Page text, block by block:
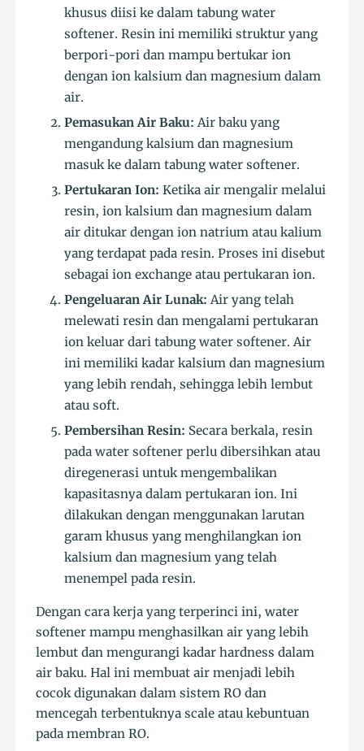
khusus diisi ke dalam tabung water
softener. Resin ini memiliki struktur yang
berpori-pori dan mampu bertukar ion
dengan ion kalsium dan magnesium dalam
air.
Pemasukan Air Baku: Air baku yang
mengandung kalsium dan magnesium
masuk ke dalam tabung water softener.
Pertukaran Ion: Ketika air mengalir melalui
resin, ion kalsium dan magnesium dalam
air ditukar dengan ion natrium atau kalium
yang terdapat pada resin. Proses ini disebut
sebagai ion exchange atau pertukaran ion.
Pengeluaran Air Lunak: Air yang telah
melewati resin dan mengalami pertukaran
ion keluar dari tabung water softener. Air
ini memiliki kadar kalsium dan magnesium
yang lebih rendah, sehingga lebih lembut
atau soft.
Pembersihan Resin: Secara berkala, resin
pada water softener perlu dibersihkan atau
diregenerasi untuk mengembalikan
kapasitasnya dalam pertukaran ion. Ini
dilakukan dengan menggunakan larutan
garam khusus yang menghilangkan ion
kalsium dan magnesium yang telah
menempel pada resin.
Dengan cara kerja yang terperinci ini, water
softener mampu menghasilkan air yang lebih
lembut dan mengurangi kadar hardness dalam
air baku. Hal ini membuat air menjadi lebih
cocok digunakan dalam sistem RO dan
mencegah terbentuknya scale atau kebuntuan
pada membran RO.